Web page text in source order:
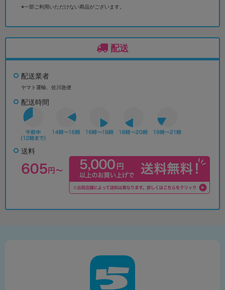
※一部ご利用いただけない商品がございます。
配送
配送業者
ヤマト運輸、佐川急便
配送時間
送料